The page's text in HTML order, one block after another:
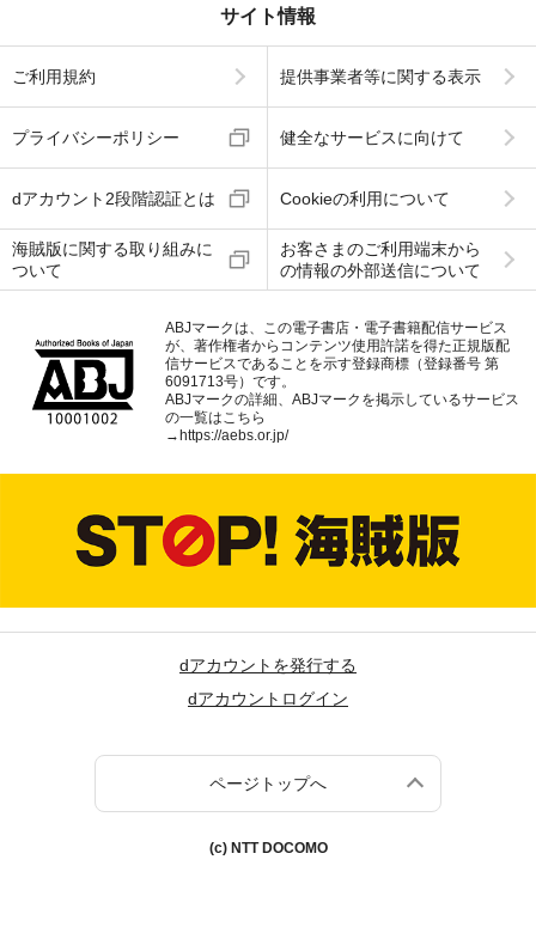
サイト情報
ご利用規約 提供事業者等に関する表示
プライバシーポリシー 健全なサービスに向けて
dアカウント2段階認証とは Cookieの利用について
海賊版に関する取り組みに
ついて
お客さまのご利用端末から
の情報の外部送信について
ABJマークは、この電子書店・電子書籍配信サービス
が、著作権者からコンテンツ使用許諾を得た正規版配
信サービスであることを示す登録商標（登録番号 第
6091713号）です。
ABJマークの詳細、ABJマークを掲示しているサービス
の一覧はこちら
→https://aebs.or.jp/
dアカウントを発行する
dアカウントログイン
ページトップへ
(c) NTT DOCOMO